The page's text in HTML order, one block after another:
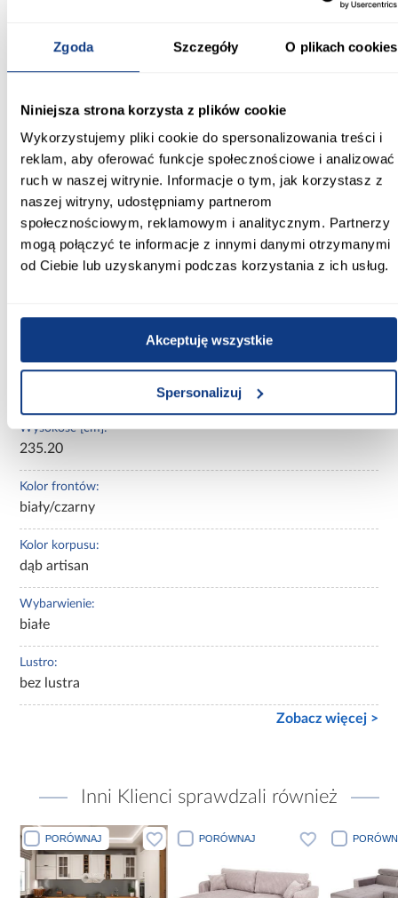
Zgoda Szczegóły O plikach cookies
Niniejsza strona korzysta z plików cookie
Wykorzystujemy pliki cookie do spersonalizowania treści i
reklam, aby oferować funkcje społecznościowe i analizować
ruch w naszej witrynie. Informacje o tym, jak korzystasz z
naszej witryny, udostępniamy partnerom
społecznościowym, reklamowym i analitycznym. Partnerzy
mogą połączyć te informacje z innymi danymi otrzymanymi
od Ciebie lub uzyskanymi podczas korzystania z ich usług.
Akceptuję wszystkie
Spersonalizuj
kompaktowe wymiary i kontrastowa kolorystyka sprawiają, że
Informacje Transport
Kształt:
proste
przesuwne
Oświetlenie:
Nie
Głębokość [cm]:
Wysokość [cm]:
235.20
Kolor frontów:
biały/czarny
Kolor korpusu:
dąb artisan
Wybarwienie:
białe
Lustro:
bez lustra
Zobacz więcej >
Inni Klienci sprawdzali również
PORÓWNAJ PORÓWNAJ